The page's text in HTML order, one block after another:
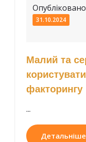
Опубліковано
31.10.2024
Малий та
факторингу
...
Детальніше